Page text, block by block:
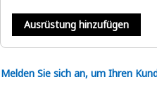
Ausrüstung hinzufügen
Melden Sie sich an, um Ihren